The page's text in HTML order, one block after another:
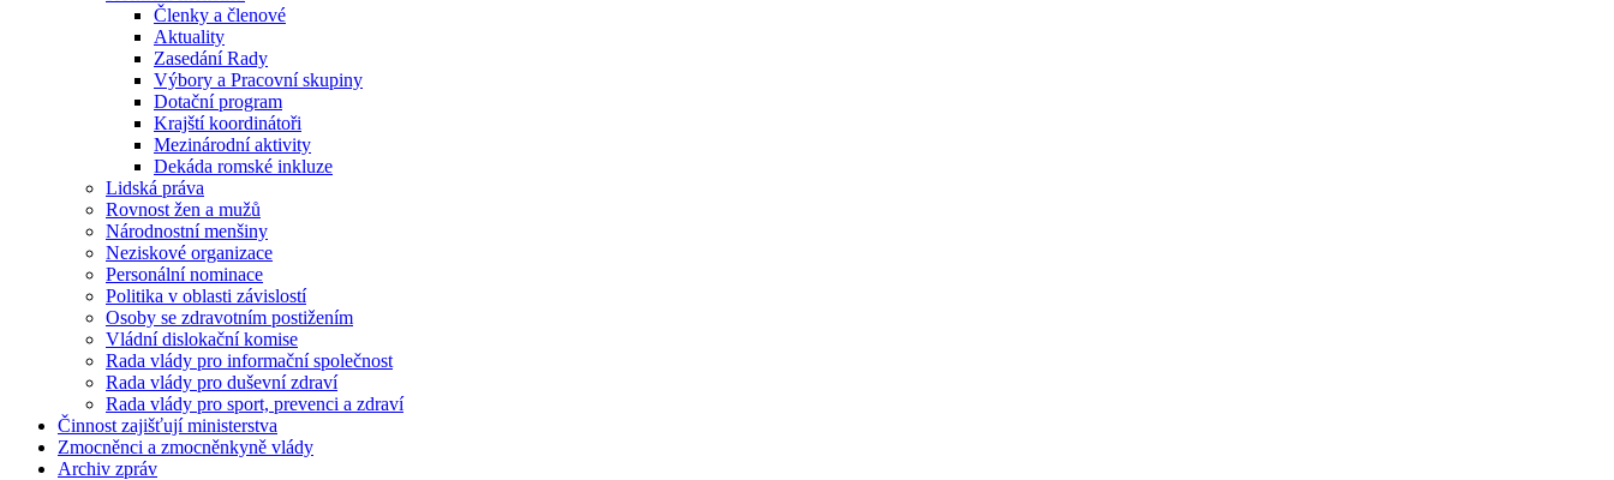
Členky a členové
Aktuality
Zasedání Rady
Výbory a Pracovní skupiny
Dotační program
Krajští koordinátoři
Mezinárodní aktivity
Dekáda romské inkluze
Lidská práva
Rovnost žen a mužů
Národnostní menšiny
Neziskové organizace
Personální nominace
Politika v oblasti závislostí
Osoby se zdravotním postižením
Vládní dislokační komise
Rada vlády pro informační společnost
Rada vlády pro duševní zdraví
Rada vlády pro sport, prevenci a zdraví
Činnost zajišťují ministerstva
Zmocněnci a zmocněnkyně vlády
Archiv zpráv